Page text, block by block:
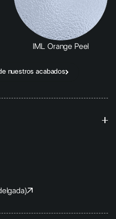
IML Orange Peel
nuestros acabados